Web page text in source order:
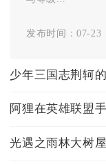
发布时间：07-23
少年三国志荆轲
阿狸在英雄联盟
光遇之雨林大树